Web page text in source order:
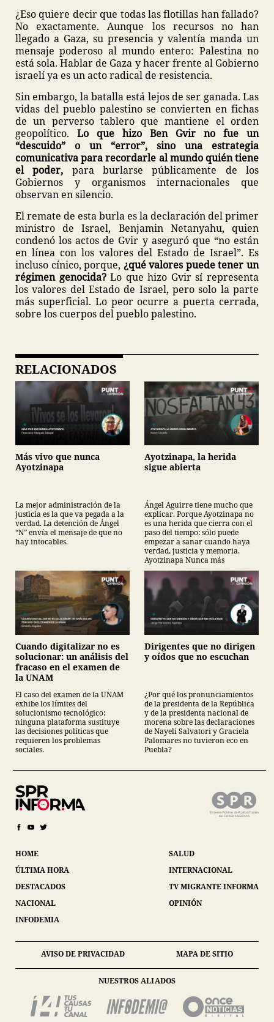
¿Eso quiere decir que todas las flotillas han fallado?
No exactamente. Aunque los recursos no han
llegado a Gaza, su presencia y valentía manda un
mensaje poderoso al mundo entero: Palestina no
está sola. Hablar de Gaza y hacer frente al Gobierno
israelí ya es un acto radical de resistencia.
Sin embargo, la batalla está lejos de ser ganada. Las
vidas del pueblo palestino se convierten en fichas
de un perverso tablero que mantiene el orden
geopolítico. Lo que hizo Ben Gvir no fue un
“descuido” o un “error”, sino una estrategia
comunicativa para recordarle al mundo quién tiene
el poder, para burlarse públicamente de los
Gobiernos y organismos internacionales que
observan en silencio.
El remate de esta burla es la declaración del primer
ministro de Israel, Benjamin Netanyahu, quien
condenó los actos de Gvir y aseguró que “no están
en línea con los valores del Estado de Israel”. Es
incluso cínico, porque, ¿qué valores puede tener un
régimen genocida?Lo que hizo Gvir sí representa
los valores del Estado de Israel, pero solo la parte
más superficial. Lo peor ocurre a puerta cerrada,
sobre los cuerpos del pueblo palestino.
RELACIONADOS
Más vivo que nunca
Ayotzinapa
La mejor administración de la
justicia es la que va pegada a la
verdad. La detención de Ángel
“N” envía el mensaje de que no
hay intocables.
Ayotzinapa, la herida
sigue abierta
Ángel Aguirre tiene mucho que
explicar. Porque Ayotzinapa no
es una herida que cierra con el
paso del tiempo: sólo puede
empezar a sanar cuando haya
verdad, justicia y memoria.
Ayotzinapa Nunca más
Cuando digitalizar no es
solucionar: un análisis del
fracaso en el examen de
la UNAM
El caso del examen de la UNAM
exhibe los límites del
solucionismo tecnológico:
ninguna plataforma sustituye
las decisiones políticas que
requieren los problemas
sociales.
Dirigentes que no dirigen
y oídos que no escuchan
¿Por qué los pronunciamientos
de la presidenta de la República
y de la presidenta nacional de
morena sobre las declaraciones
de Nayeli Salvatori y Graciela
Palomares no tuvieron eco en
Puebla?
HOME
ÚLTIMA HORA
DESTACADOS
NACIONAL
INFODEMIA
SALUD
INTERNACIONAL
TV MIGRANTE INFORMA
OPINIÓN
AVISO DE PRIVACIDAD MAPA DE SITIO
NUESTROS ALIADOS